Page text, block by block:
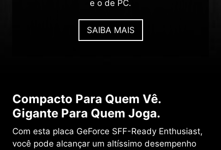
e o de PC.
SAIBA MAIS
Compacto Para Quem Vê.
Gigante Para Quem Joga.
Com esta placa GeForce SFF-Ready Enthusiast,
você pode alcançar um altíssimo desempenho